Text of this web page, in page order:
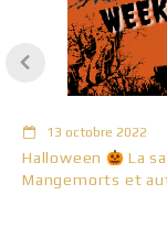
13 octobre 2022
Halloween
La
Mangemorts et